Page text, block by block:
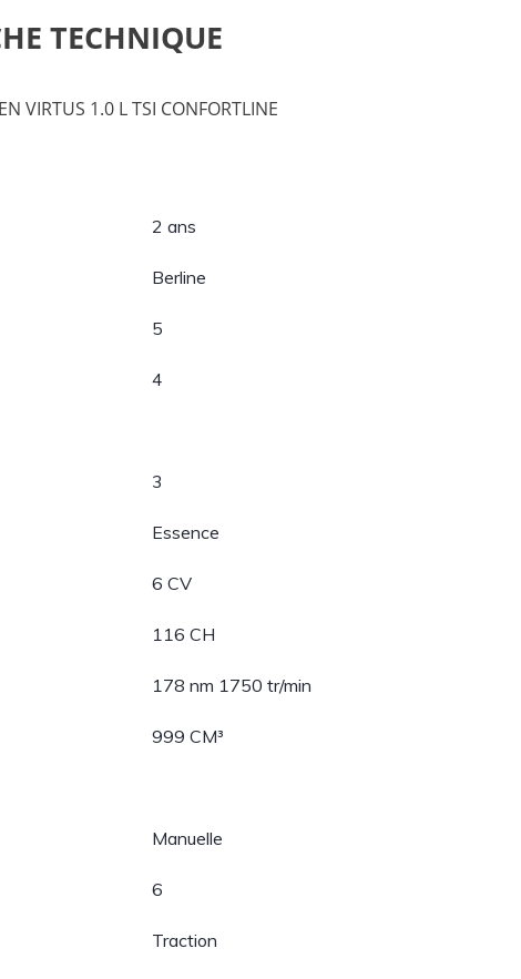
TECHNIQUE
VIRTUS 1.0 L TSI CONFORTLINE
2 ans
Berline
5
4
3
Essence
6 CV
116 CH
178 nm 1750 tr/min
999 CM³
Manuelle
6
Traction